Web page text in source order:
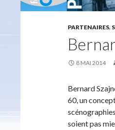
PARTENAIRES,
8 MAI 2014
Bernard
60, un
soient pas